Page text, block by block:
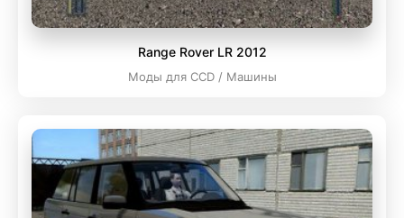
Range Rover LR 2012
Моды для CCD / Машины